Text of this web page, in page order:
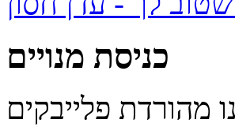
כניסת מנויים
מהורדת פלייבקים